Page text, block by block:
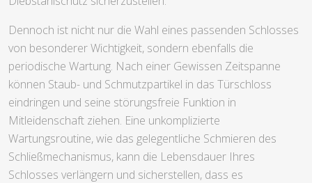
Dennoch ist nicht nur die Wahl eines passenden Schlosses
von besonderer Wichtigkeit, sondern ebenfalls die
periodische Wartung. Nach einer Gewissen Zeitspanne
können Staub- und Schmutzpartikel in das Türschloss
eindringen und seine störungsfreie Funktion in
Mitleidenschaft ziehen. Eine unkomplizierte
Wartungsroutine, wie das gelegentliche Schmieren des
Schließmechanismus, kann die Lebensdauer Ihres
Schlosses verlängern und sicherstellen, dass es